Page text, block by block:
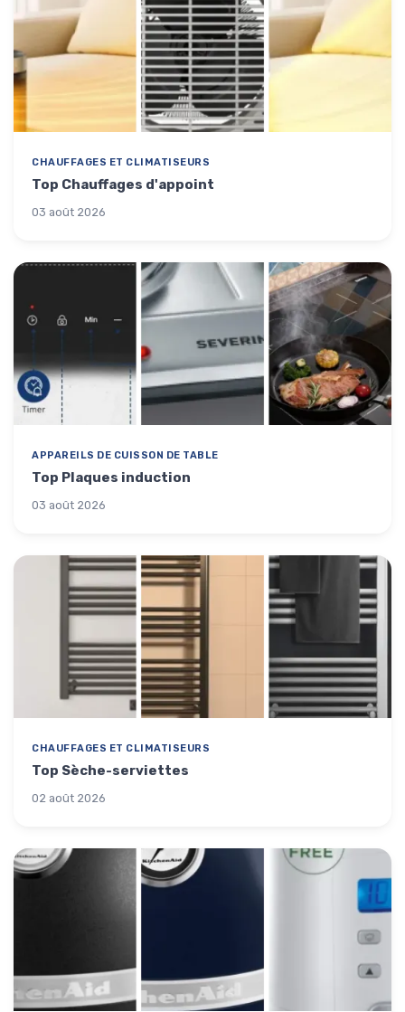
CHAUFFAGES ET CLIMATISEURS
Top Chauffages d'appoint
03 août 2026
APPAREILS DE CUISSON DE TABLE
Top Plaques induction
03 août 2026
CHAUFFAGES ET CLIMATISEURS
Top Sèche-serviettes
02 août 2026